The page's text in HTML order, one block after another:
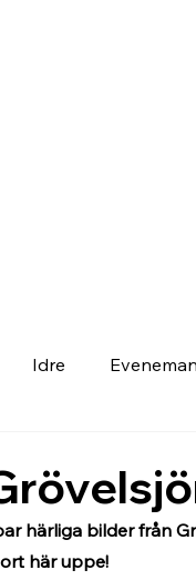
Idre
härliga bilder från
här uppe!